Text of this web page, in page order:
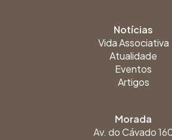
Notícias
Vida Associativa
Atualidade
Eventos
Artigos
Morada
Av. do Cávado